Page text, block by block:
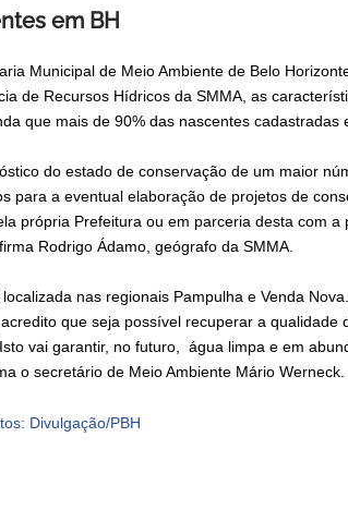
em BH
Municipal de Meio Ambiente de Belo
de Recursos Hídricos da SMMA, as
que mais de 90% das nascentes cadastradas
do estado de conservação de um maior
para a eventual elaboração de projetos de
própria Prefeitura ou em parceria desta com a
Rodrigo Ádamo, geógrafo da SMMA.
nas regionais Pampulha e Venda
que seja possível recuperar a qualidade
vai garantir, no futuro, água limpa e em
o secretário de Meio Ambiente Mário Werneck.